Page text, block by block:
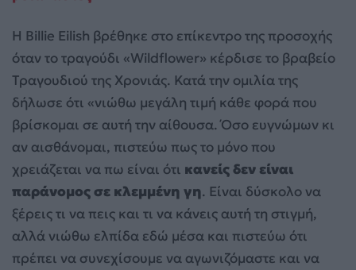
Η Billie Eilish βρέθηκε στο επίκεντρο της προσοχής
όταν το τραγούδι «Wildflower» κέρδισε το βραβείο
Τραγουδιού της Χρονιάς. Κατά την ομιλία της
δήλωσε ότι «νιώθω μεγάλη τιμή κάθε φορά που
βρίσκομαι σε αυτή την αίθουσα. Όσο ευγνώμων κι
αν αισθάνομαι, πιστεύω πως το μόνο που
χρειάζεται να πω είναι ότι κανείς δεν είναι
παράνομος σε κλεμμένη γη. Είναι δύσκολο να
ξέρεις τι να πεις και τι να κάνεις αυτή τη στιγμή,
αλλά νιώθω ελπίδα εδώ μέσα και πιστεύω ότι
πρέπει να συνεχίσουμε να αγωνιζόμαστε και να